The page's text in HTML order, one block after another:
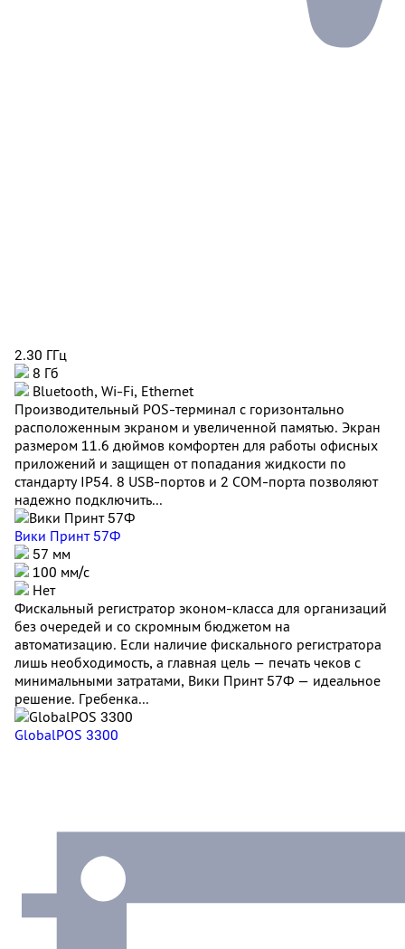
2.30 ГГц
8 Гб
Bluetooth, Wi-Fi, Ethernet
Производительный POS-терминал с горизонтально
расположенным экраном и увеличенной памятью. Экран
размером 11.6 дюймов комфортен для работы офисных
приложений и защищен от попадания жидкости по
стандарту IP54. 8 USB-портов и 2 COM-порта позволяют
надежно подключить...
Вики Принт 57Ф
57 мм
100 мм/с
Нет
Фискальный регистратор эконом-класса для организаций
без очередей и со скромным бюджетом на
автоматизацию. Если наличие фискального регистратора
лишь необходимость, а главная цель — печать чеков с
минимальными затратами, Вики Принт 57Ф — идеальное
решение. Гребенка...
GlobalPOS 3300